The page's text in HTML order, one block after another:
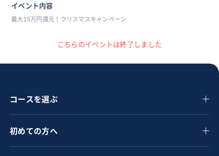
イベント内容
最大15万円還元！クリスマスキャンペーン
こちらのイベントは終了しました
コースを選ぶ
初めての方へ